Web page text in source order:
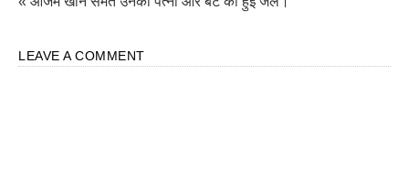
LEAVE A COMMENT